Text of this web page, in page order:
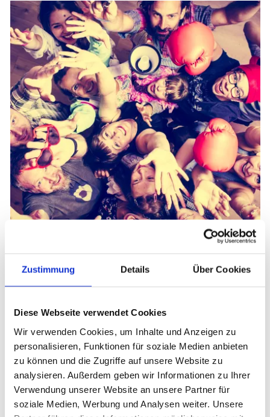
Zustimmung Details Über Cookies
Diese Webseite verwendet Cookies
Wir verwenden Cookies, um Inhalte und Anzeigen zu
personalisieren, Funktionen für soziale Medien anbieten
zu können und die Zugriffe auf unsere Website zu
analysieren. Außerdem geben wir Informationen zu Ihrer
Verwendung unserer Website an unsere Partner für
soziale Medien, Werbung und Analysen weiter. Unsere
Weitere Beiträge